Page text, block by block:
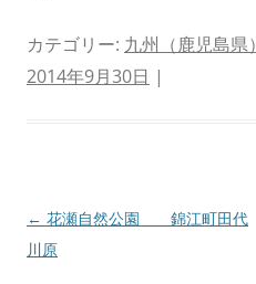
カテゴリー: 九州（鹿児島県）
2014年9月30日 |
投
稿
← 花瀬自然公園 錦江町田代
川原